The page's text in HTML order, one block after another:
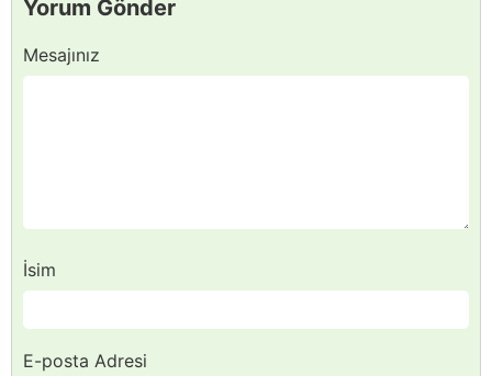
Yorum Gönder
Mesajınız
İsim
E-posta Adresi